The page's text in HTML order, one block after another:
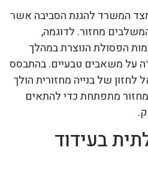
המשרד להגנת הסביבה אשר
מחזור. לדוגמה,
הפסולת הנוצרת במהלך
על משאבים טבעיים. בהתבסס
לחזון של בנייה מחזורית הולך
מתפתחת כדי להתאים
בעידוד